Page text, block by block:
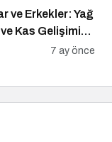
ve Erkekler: Yağ
ve Kas Gelişimi
Farklar7 ay önce